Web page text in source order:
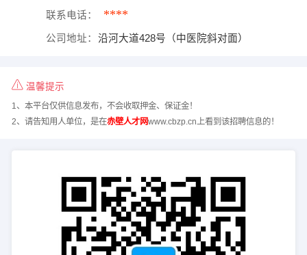
联系电话： ****
公司地址： 沿河大道428号（中医院斜对面）
温馨提示
1、本平台仅供信息发布，不会收取押金、保证金！
2、请告知用人单位，是在赤壁人才网www.cbzp.cn上看到该招聘信息的！